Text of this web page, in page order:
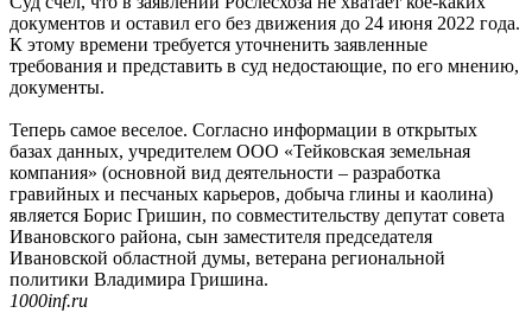
документов и оставил его без движения до 24 июня 2022 года.
К этому времени требуется уточненить заявленные
требования и представить в суд недостающие, по его мнению,
документы.
Теперь самое веселое. Согласно информации в открытых
базах данных, учредителем ООО «Тейковская земельная
компания» (основной вид деятельности – разработка
гравийных и песчаных карьеров, добыча глины и каолина)
является Борис Гришин, по совместительству депутат совета
Ивановского района, сын заместителя председателя
Ивановской областной думы, ветерана региональной
политики Владимира Гришина.
1000inf.ru